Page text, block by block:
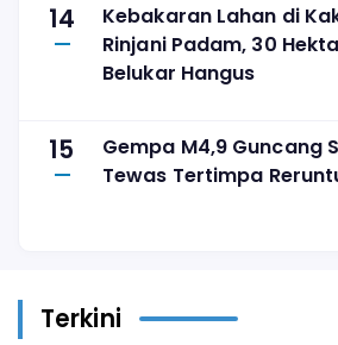
14
Kebakaran Lahan di
Rinjani Padam, 30
Belukar Hangus
15
Gempa M4,9 Guncang
Tewas Tertimpa
Terkini